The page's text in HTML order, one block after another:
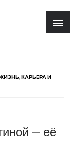
КАРЬЕРА И
— её